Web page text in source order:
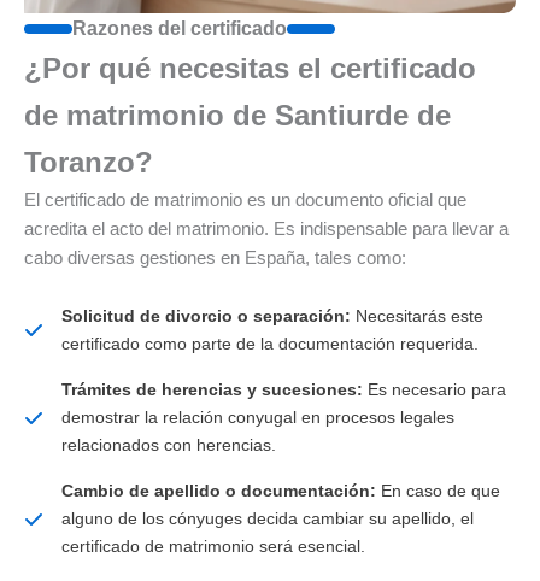
Razones del certificado
¿Por qué necesitas el certificado
de matrimonio de Santiurde de
Toranzo?
El certificado de matrimonio es un documento oficial que
acredita el acto del matrimonio. Es indispensable para llevar a
cabo diversas gestiones en España, tales como:
Solicitud de divorcio o separación: Necesitarás este
certificado como parte de la documentación requerida.
Trámites de herencias y sucesiones: Es necesario para
demostrar la relación conyugal en procesos legales
relacionados con herencias.
Cambio de apellido o documentación: En caso de que
alguno de los cónyuges decida cambiar su apellido, el
certificado de matrimonio será esencial.